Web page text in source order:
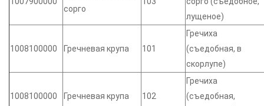
сорго
лущеное)
1008100000 Гречневая крупа 101
Гречиха
(съедобная, в
скорлупе)
1008100000 Гречневая крупа 102
Гречиха
(съедобная,